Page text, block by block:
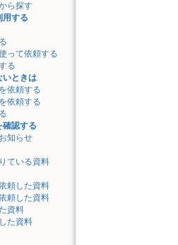
ら探す
用する
って依頼する
る
いときは
依頼する
依頼する
確認する
知らせ
ている資料
頼した資料
頼した資料
資料
た資料